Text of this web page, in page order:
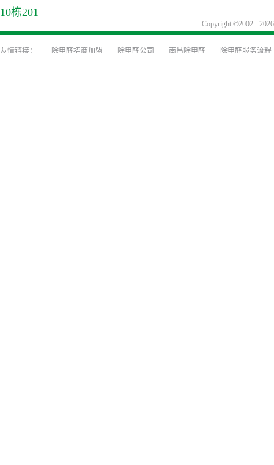
10栋201
Copyright ©2002 -
除甲醛招商加盟 除甲醛公司 南昌除甲醛 除甲醛服务流程